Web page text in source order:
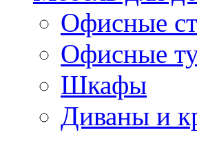
Офисные
Офисные
Шкафы
Диваны и